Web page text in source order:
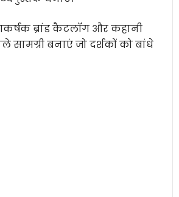
ब्रांड कैटलॉग और कहानी
सामग्री बनाएं जो दर्शकों को बांधे